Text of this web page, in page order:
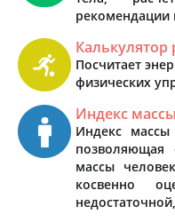
рекомендации
Калькулятор
Посчитает
физических
Индекс
Индекс
позволяющая
массы
косвенно